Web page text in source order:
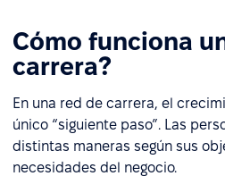
Cómo funciona
carrera?
En una red de carrera, el
único “siguiente paso”. Las
distintas maneras según sus
necesidades del negocio.